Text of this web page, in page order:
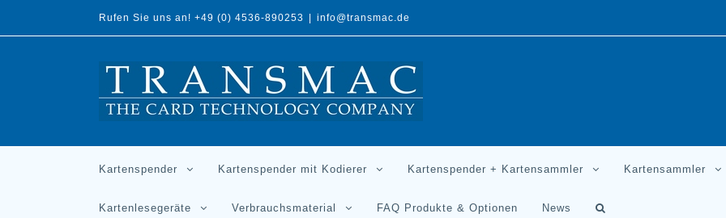
Rufen Sie uns an! +49 (0) 4536-890253 info@transmac.de
Kartenspender Kartenspender mit Kodierer Kartenspender + Kartensammler Kartensammler
Kartenlesegeräte Verbrauchsmaterial FAQ Produkte & Optionen News